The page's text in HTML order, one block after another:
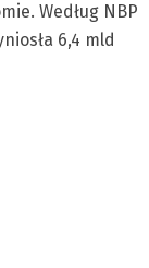
Według NBP
6,4 mld